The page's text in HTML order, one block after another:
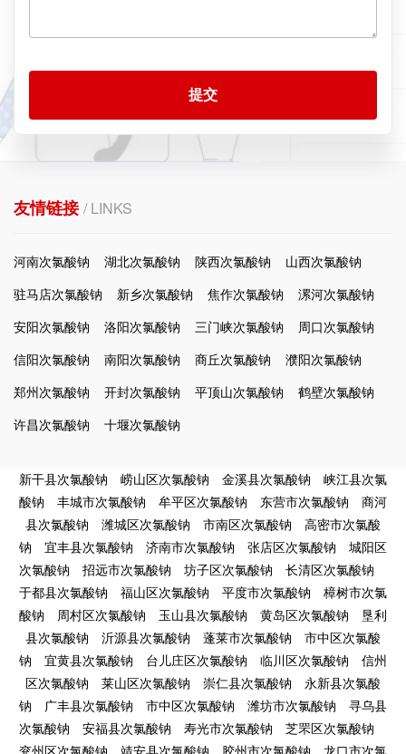
提交
友情链接/ LINKS
河南次氯酸钠 湖北次氯酸钠 陕西次氯酸钠
山西次氯酸钠
驻马店次氯酸钠
新乡次氯酸钠 焦作次氯酸钠
漯河次氯酸钠
安阳次氯酸钠
洛阳次氯酸钠 三门峡次氯酸钠
周口次氯酸钠
信阳次氯酸钠
南阳次氯酸钠 商丘次氯酸钠
濮阳次氯酸钠
郑州次氯酸钠
开封次氯酸钠 平顶山次氯酸钠
鹤壁次氯酸钠
许昌次氯酸钠
十堰次氯酸钠
新干县次氯酸钠 崂山区次氯酸钠 金溪县次氯酸钠
峡江县次氯
酸钠
丰城市次氯酸钠 牟平区次氯酸钠 东营市次氯酸钠
商河
县次氯酸钠
潍城区次氯酸钠 市南区次氯酸钠
高密市次氯酸
钠
宜丰县次氯酸钠 济南市次氯酸钠 张店区次氯酸钠
城阳区
次氯酸钠
招远市次氯酸钠 坊子区次氯酸钠
长清区次氯酸钠
于都县次氯酸钠
福山区次氯酸钠 平度市次氯酸钠
樟树市次氯
酸钠
周村区次氯酸钠 玉山县次氯酸钠 黄岛区次氯酸钠
垦利
县次氯酸钠
沂源县次氯酸钠 蓬莱市次氯酸钠
市中区次氯酸
钠
宜黄县次氯酸钠 台儿庄区次氯酸钠 临川区次氯酸钠
信州
区次氯酸钠
莱山区次氯酸钠 崇仁县次氯酸钠
永新县次氯酸
钠
广丰县次氯酸钠 市中区次氯酸钠 潍坊市次氯酸钠
寻乌县
次氯酸钠
安福县次氯酸钠 寿光市次氯酸钠
芝罘区次氯酸钠
兖州区次氯酸钠
靖安县次氯酸钠 胶州市次氯酸钠 龙口市次氯